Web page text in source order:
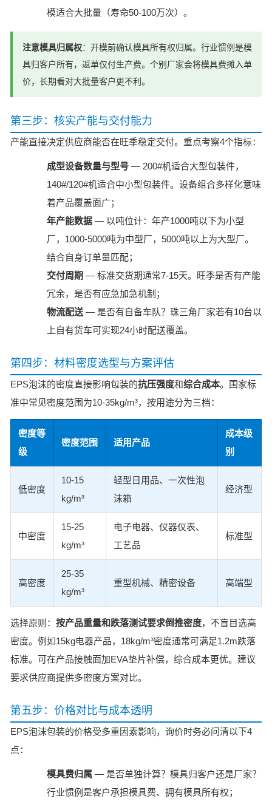
模适合大批量（寿命50-100万次）。
注意模具归属权：开模前确认模具所有权归属。行业惯例是模
具归客户所有，返单仅付生产费。个别厂家会将模具费摊入单
价，长期看对大批量客户更不利。
第三步：核实产能与交付能力
产能直接决定供应商能否在旺季稳定交付。重点考察4个指标：
成型设备数量与型号 — 200#机适合大型包装件，
140#/120#机适合中小型包装件。设备组合多样化意味
着产品覆盖面广；
年产能数据 — 以吨位计：年产1000吨以下为小型
厂，1000-5000吨为中型厂，5000吨以上为大型厂。
结合自身订单量匹配；
交付周期 — 标准交货期通常7-15天。旺季是否有产能
冗余，是否有应急加急机制；
物流配送 — 是否有自备车队？珠三角厂家若有10台以
上自有货车可实现24小时配送覆盖。
第四步：材料密度选型与方案评估
EPS泡沫的密度直接影响包装的抗压强度和综合成本。国家标
准中常见密度范围为10-35kg/m³，按用途分为三档：
密度等
级
密度范围 适用产品
成本级
别
低密度
10-15
kg/m³
轻型日用品、一次性泡
沫箱
经济型
中密度
15-25
kg/m³
电子电器、仪器仪表、
工艺品
标准型
高密度
25-35
kg/m³
重型机械、精密设备 高端型
选择原则： 按产品重量和跌落测试要求倒推密度，不盲目选高
密度。例如15kg电器产品，18kg/m³密度通常可满足1.2m跌落
标准。可在产品接触面加EVA垫片补偿，综合成本更优。建议
要求供应商提供多密度方案对比。
第五步：价格对比与成本透明
EPS泡沫包装的价格受多重因素影响，询价时务必问清以下4
点：
模具费归属 — 是否单独计算？模具归客户还是厂家？
行业惯例是客户承担模具费、拥有模具所有权；